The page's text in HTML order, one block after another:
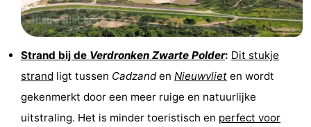
Strand bij de Verdronken Zwarte Polder: Dit stukje
strand ligt tussen Cadzanden Nieuwvliet en wordt
gekenmerkt door een meer ruige en natuurlijke
uitstraling. Het is minder toeristisch en perfect voor